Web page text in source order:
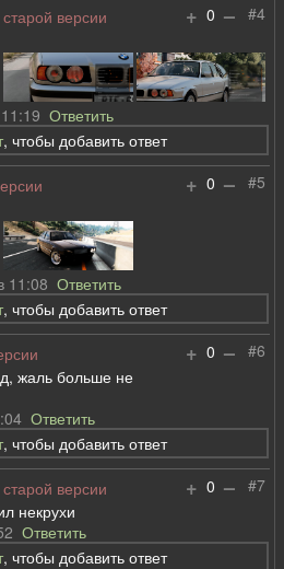
#4
+ 0 –
версии
11:19Ответить
, чтобы добавить ответ
#5
+ 0 –
11:08Ответить
, чтобы добавить ответ
#6
+ 0 –
жаль больше не
Ответить
, чтобы добавить ответ
#7
+ 0 –
версии
некрухи
Ответить
, чтобы добавить ответ